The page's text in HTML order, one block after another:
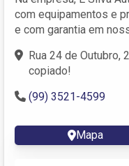
com equipamentos e
e com garantia em
Rua 24 de Outubro,
copiado!
(99) 3521-4599
Mapa